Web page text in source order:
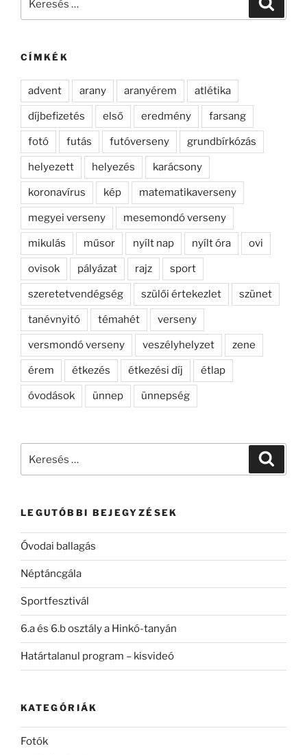
CÍMKÉK
advent arany aranyérem atlétika
díjbefizetés első eredmény farsang
fotó futás futóverseny grundbírkózás
helyezett helyezés karácsony
koronavírus kép matematikaverseny
megyei verseny mesemondó verseny
mikulás műsor nyílt nap nyílt óra ovi
ovisok pályázat rajz sport
szeretetvendégség szülői értekezlet szünet
tanévnyitó témahét verseny
versmondó verseny veszélyhelyzet zene
érem étkezés étkezési díj étlap
óvodások ünnep ünnepség
LEGUTÓBBI BEJEGYZÉSEK
Óvodai ballagás
Néptáncgála
Sportfesztivál
6.a és 6.b osztály a Hinkó-tanyán
Határtalanul program – kisvideó
KATEGÓRIÁK
Fotók